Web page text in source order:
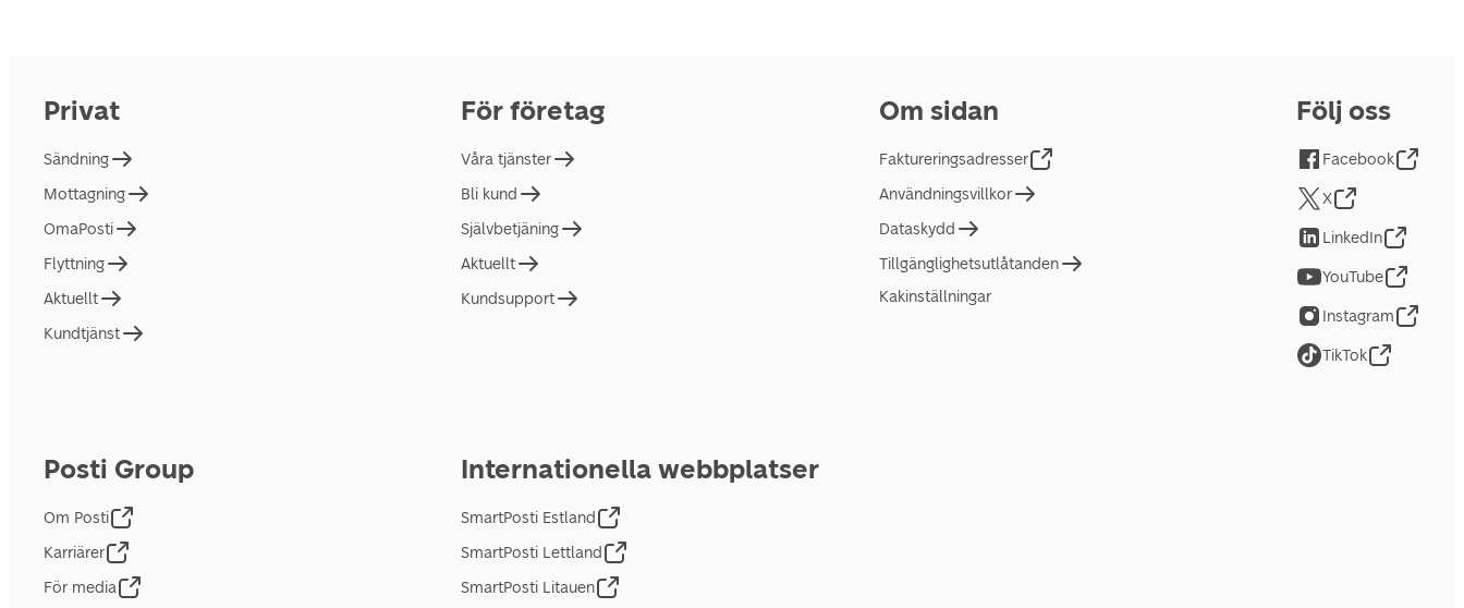
Privat
Sändning
Mottagning
OmaPosti
Flyttning
Aktuellt
Kundtjänst
För företag
Våra tjänster
Bli kund
Självbetjäning
Aktuellt
Kundsupport
Om sidan
Faktureringsadresser
Användningsvillkor
Dataskydd
Tillgänglighetsutlåtanden
Kakinställningar
Posti Group
Om Posti
Karriärer
För media
Internationella webbplatser
SmartPosti Estland
SmartPosti Lettland
SmartPosti Litauen
Följ oss
Facebook
X
LinkedIn
YouTube
Instagram
TikTok